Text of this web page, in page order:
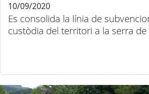
Es consolida la línia de
custòdia del territori a la serra
10/09/2020